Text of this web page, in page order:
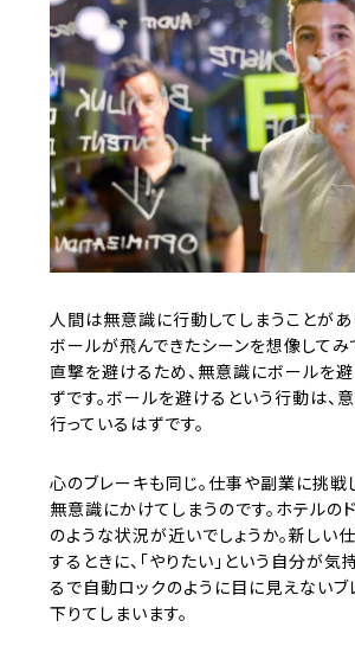
人間は無意識に行動してしまうことが
ボールが飛んできたシーンを想像してみ
直撃を避けるため、無意識にボールを
ずです。ボールを避けるという行動は、
行っているはずです。
心のブレーキも同じ。仕事や副業に挑戦
無意識にかけてしまうのです。ホテルの
のような状況が近いでしょうか。新しい
するときに、「やりたい」という自分が気
るで自動ロックのように目に見えない
下りてしまいます。